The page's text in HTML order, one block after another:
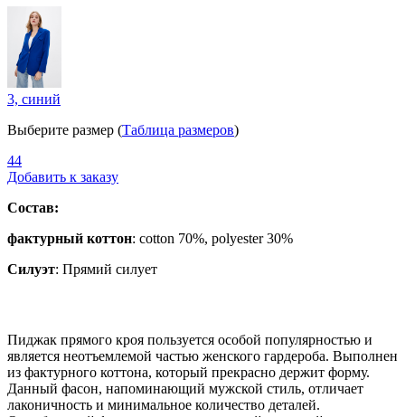
3, синий
Выберите размер (Таблица размеров)
44
Добавить к заказу
Состав:
фактурный коттон: cotton 70%, polyester 30%
Силуэт: Прямий силует
Пиджак прямого кроя пользуется особой популярностью и
является неотъемлемой частью женского гардероба. Выполнен
из фактурного коттона, который прекрасно держит форму.
Данный фасон, напоминающий мужской стиль, отличает
лаконичность и минимальное количество деталей.